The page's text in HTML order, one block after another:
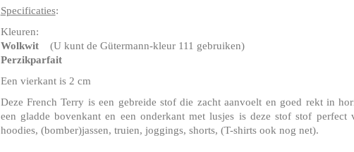
Specificaties:
Kleuren:
Wolkwit(U kunt de Gütermann-kleur 111 gebruiken)
Perzikparfait
Een vierkant is 2 cm
Deze French Terry is een gebreide stof die zacht aanvoelt en goed rekt in
een gladde bovenkant en een onderkant met lusjes is deze stof stof perfect
hoodies, (bomber)jassen, truien, joggings, shorts, (T-shirts ook nog net).